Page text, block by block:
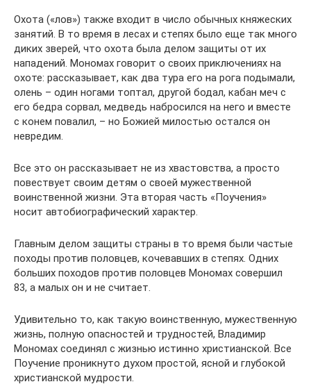
Охота («лов») также входит в число обычных княжеских
занятий. В то время в лесах и степях было еще так много
диких зверей, что охота была делом защиты от их
нападений. Мономах говорит о своих приключениях на
охоте: рассказывает, как два тура его на рога подымали,
олень – один ногами топтал, другой бодал, кабан меч с
его бедра сорвал, медведь набросился на него и вместе
с конем повалил, – но Божией милостью остался он
невредим.
Все это он рассказывает не из хвастовства, а просто
повествует своим детям о своей мужественной
воинственной жизни. Эта вторая часть «Поучения»
носит автобиографический характер.
Главным делом защиты страны в то время были частые
походы против половцев, кочевавших в степях. Одних
больших походов против половцев Мономах совершил
83, а малых он и не считает.
Удивительно то, как такую воинственную, мужественную
жизнь, полную опасностей и трудностей, Владимир
Мономах соединял с жизнью истинно христианской. Все
Поучение проникнуто духом простой, ясной и глубокой
христианской мудрости.